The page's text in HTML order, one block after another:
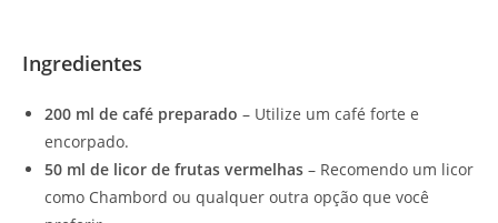
Ingredientes
200 ml de café preparado – Utilize um café forte e
encorpado.
50 ml de licor de frutas vermelhas – Recomendo um licor
como Chambord ou qualquer outra opção que você